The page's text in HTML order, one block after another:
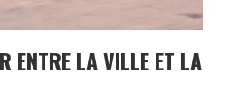
ENTRE LA VILLE ET LA